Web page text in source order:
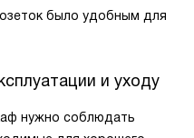
было удобным для
и уходу
нужно соблюдать